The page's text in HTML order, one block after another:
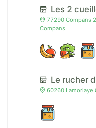
Les 2
77290 Compans
Compans
Le rucher
60260 Lamorlaye